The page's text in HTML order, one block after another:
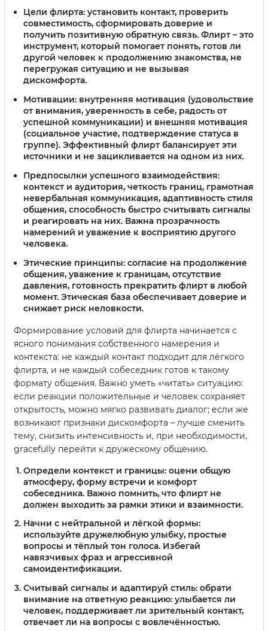
Цели флирта: установить контакт, проверить
совместимость, сформировать доверие и
получить позитивную обратную связь. Флирт – это
инструмент, который помогает понять, готов ли
другой человек к продолжению знакомства, не
перегружая ситуацию и не вызывая
дискомфорта.
Мотивации: внутренняя мотивация (удовольствие
от внимания, уверенность в себе, радость от
успешной коммуникации) и внешняя мотивация
(социальное участие, подтверждение статуса в
группе). Эффективный флирт балансирует эти
источники и не зацикливается на одном из них.
Предпосылки успешного взаимодействия:
контекст и аудитория, четкость границ, грамотная
невербальная коммуникация, адаптивность стиля
общения, способность быстро считывать сигналы
и реагировать на них. Важна прозрачность
намерений и уважение к восприятию другого
человека.
Этические принципы: согласие на продолжение
общения, уважение к границам, отсутствие
давления, готовность прекратить флирт в любой
момент. Этическая база обеспечивает доверие и
снижает риск неловкости.
Формирование условий для флирта начинается с
ясного понимания собственного намерения и
контекста: не каждый контакт подходит для лёгкого
флирта, и не каждый собеседник готов к такому
формату общения. Важно уметь «читать» ситуацию:
если реакции положительные и человек сохраняет
открытость, можно мягко развивать диалог; если же
возникают признаки дискомфорта – лучше сменить
тему, снизить интенсивность и, при необходимости,
gracefully перейти к дружескому общению.
Определи контекст и границы: оцени общую
атмосферу, форму встречи и комфорт
собеседника. Важно помнить, что флирт не
должен выходить за рамки этики и взаимности.
Начни с нейтральной и лёгкой формы:
используйте дружелюбную улыбку, простые
вопросы и тёплый тон голоса. Избегай
навязчивых фраз и агрессивной
самоидентификации.
Считывай сигналы и адаптируй стиль: обрати
внимание на ответную реакцию: улыбается ли
человек, поддерживает ли зрительный контакт,
отвечает ли на вопросы с вовлечённостью.